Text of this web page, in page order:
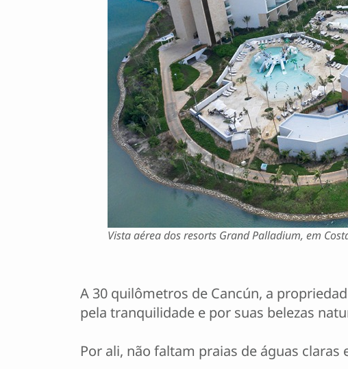
Vista aérea dos resorts Grand Palladium, em
A 30 quilômetros de Cancún, a
pela tranquilidade e por suas belezas
Por ali, não faltam praias de águas